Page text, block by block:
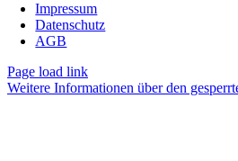
Impressum
Datenschutz
AGB
Page load link
Weitere Informationen über den